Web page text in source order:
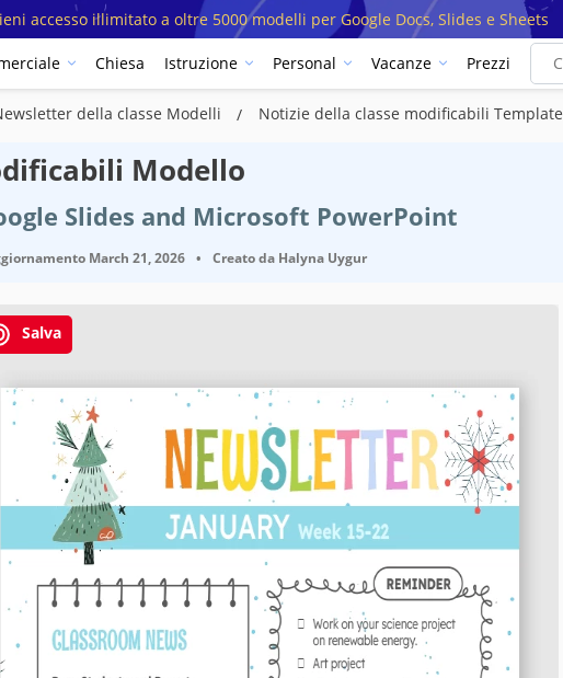
accesso illimitato a oltre 5000 modelli per Google Docs, Slides e Sheets
Chiesa Istruzione Personal Vacanze Prezzi
della classe Modelli Notizie della classe modificabili Template
Modello
Slides and Microsoft PowerPoint
March 21, 2026 • Creato da Halyna Uygur
Salva